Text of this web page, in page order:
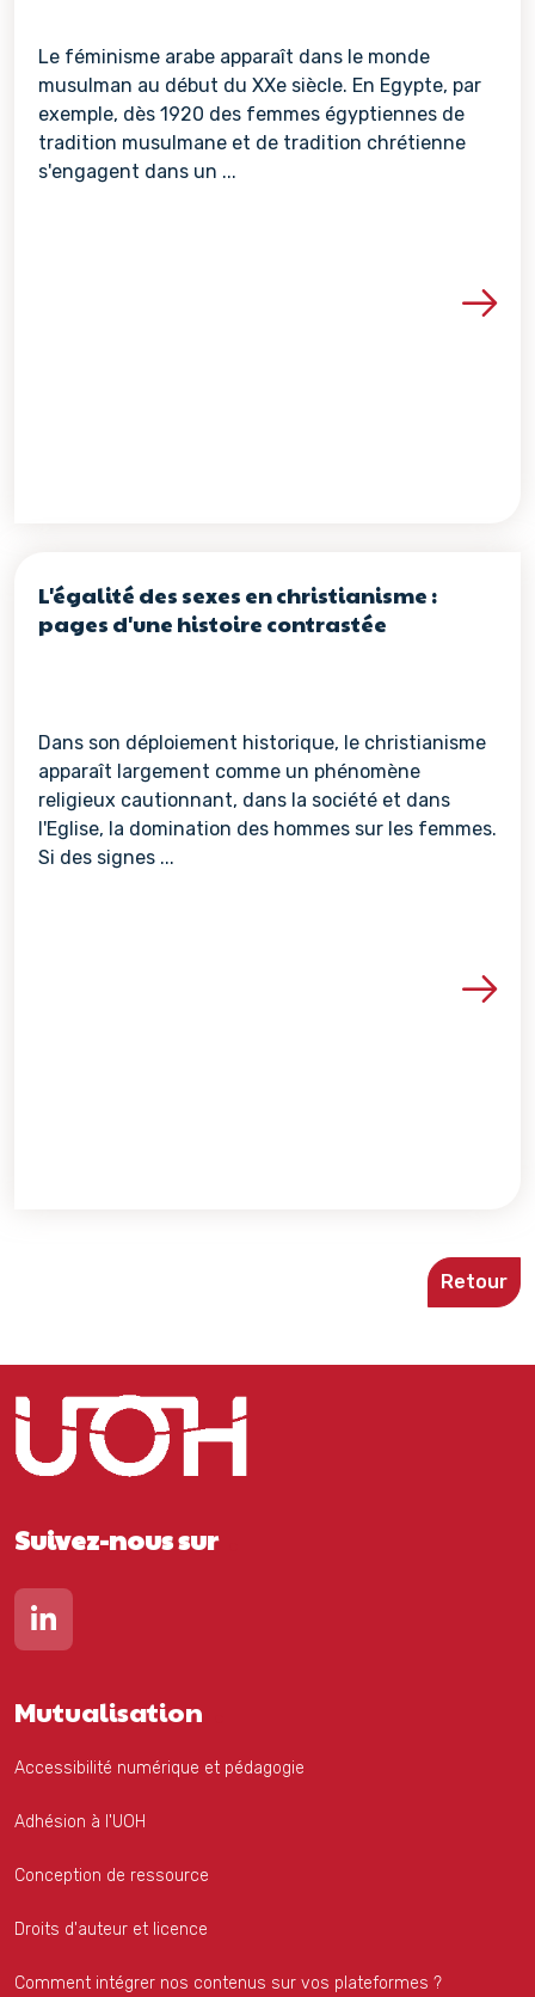
Le féminisme arabe apparaît dans le monde
musulman au début du XXe siècle. En Egypte, par
exemple, dès 1920 des femmes égyptiennes de
tradition musulmane et de tradition chrétienne
s'engagent dans un ...
Voir les détails de la
L'égalité des sexes en christianisme :
pages d'une histoire contrastée
Dans son déploiement historique, le christianisme
apparaît largement comme un phénomène
religieux cautionnant, dans la société et dans
l'Eglise, la domination des hommes sur les femmes.
Si des signes ...
Voir les détails de la
Retour
Suivez-nous sur
Lien vers notre page Linkedin
Mutualisation
Accessibilité numérique et pédagogie
Adhésion à l'UOH
Conception de ressource
Droits d'auteur et licence
Comment intégrer nos contenus sur vos plateformes ?